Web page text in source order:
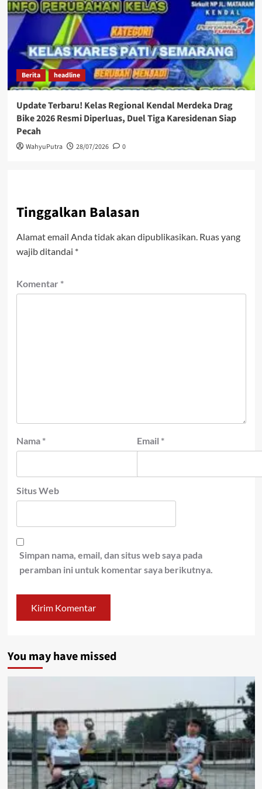
Berita headline
Update Terbaru! Kelas Regional Kendal Merdeka Drag
Bike 2026 Resmi Diperluas, Duel Tiga Karesidenan Siap
Pecah
WahyuPutra 28/07/2026 0
Tinggalkan Balasan
Alamat email Anda tidak akan dipublikasikan. Ruas yang
wajib ditandai *
Komentar *
Nama * Email *
Situs Web
Simpan nama, email, dan situs web saya pada
peramban ini untuk komentar saya berikutnya.
You may have missed